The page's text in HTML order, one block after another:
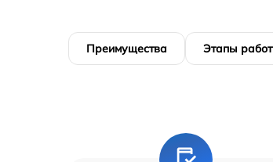
Преимущества Этапы работ